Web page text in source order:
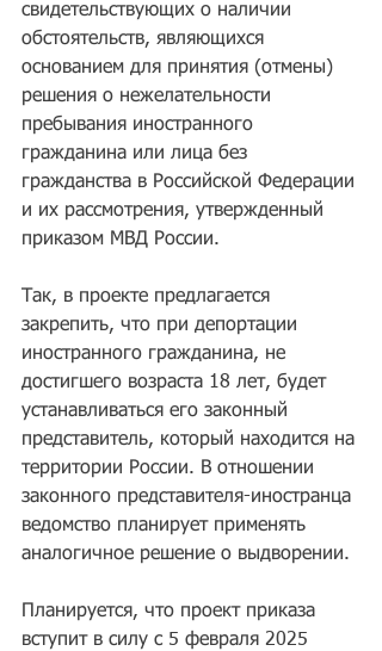
свидетельствующих о наличии
обстоятельств, являющихся
основанием для принятия (отмены)
решения о нежелательности
пребывания иностранного
гражданина или лица без
гражданства в Российской Федерации
и их рассмотрения, утвержденный
приказом МВД России.
Так, в проекте предлагается
закрепить, что при депортации
иностранного гражданина, не
достигшего возраста 18 лет, будет
устанавливаться его законный
представитель, который находится на
территории России. В отношении
законного представителя-иностранца
ведомство планирует применять
аналогичное решение о выдворении.
Планируется, что проект приказа
вступит в силу с 5 февраля 2025